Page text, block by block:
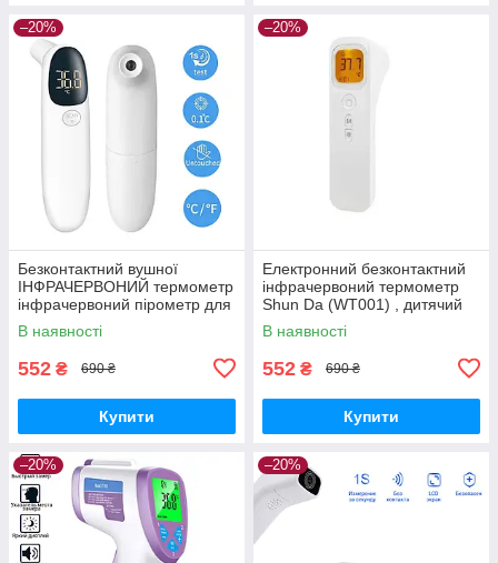
–20%
Безконтактний вушної
ІНФРАЧЕРВОНИЙ термометр
інфрачервоний пірометр для
дітей R9
В наявності
552 ₴ 690 ₴
Купити
–20%
Електронний безконтактний
інфрачервоний термометр
Shun Da (WT001) , дитячий
медичний термометр
цифровий
В наявності
552 ₴ 690 ₴
Купити
–20% –20%